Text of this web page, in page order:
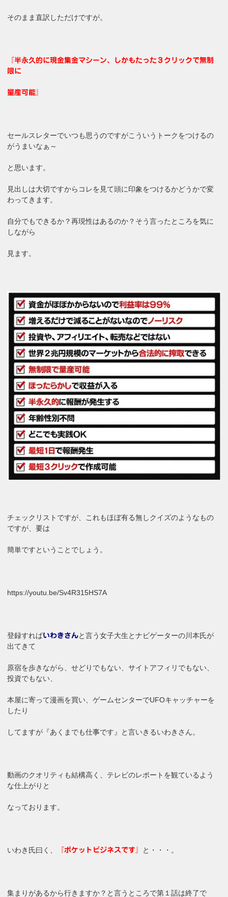
そのまま直訳しただけですが。
『半永久的に現金集金マシーン、しかもたった３クリックで無制
限に
量産可能』
セールスレターでいつも思うのですがこういうトークをつけるの
がうまいなぁ～
と思います。
見出しは大切ですからコレを見て頭に印象をつけるかどうかで変
わってきます。
自分でもできるか？再現性はあるのか？そう言ったところを気に
しながら
見ます。
チェックリストですが、これもほぼ有る無しクイズのようなもの
ですが、要は
簡単ですということでしょう。
https://youtu.be/Sv4R315HS7A
登録すればいわきさんと言う女子大生とナビゲーターの川本氏が
出てきて
原宿を歩きながら、せどりでもない、サイトアフィリでもない、
投資でもない、
本屋に寄って漫画を買い、ゲームセンターでUFOキャッチャーを
したり
してますが『あくまでも仕事です』と言いきるいわきさん。
動画のクオリティも結構高く、テレビのレポートを観ているよう
な仕上がりと
なっております。
いわき氏曰く、 『ポケットビジネスです』 と・・・。
集まりがあるから行きますか？と言うところで第１話は終了で